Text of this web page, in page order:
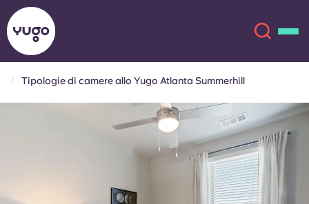
Español
Tipologie di camere allo Yugo Atlanta Summerhill